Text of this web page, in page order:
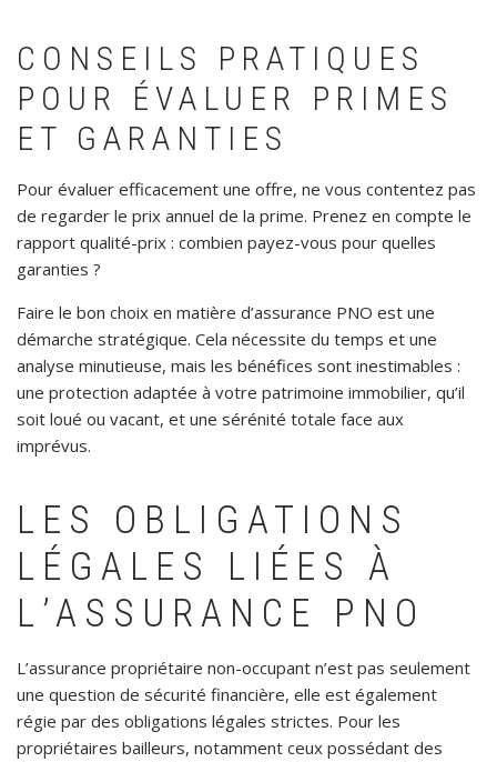
CONSEILS PRATIQUES
POUR ÉVALUER PRIMES
ET GARANTIES
Pour évaluer efficacement une offre, ne vous contentez pas
de regarder le prix annuel de la prime. Prenez en compte le
rapport qualité-prix : combien payez-vous pour quelles
garanties ?
Faire le bon choix en matière d’assurance PNO est une
démarche stratégique. Cela nécessite du temps et une
analyse minutieuse, mais les bénéfices sont inestimables :
une protection adaptée à votre patrimoine immobilier, qu’il
soit loué ou vacant, et une sérénité totale face aux
imprévus.
LES OBLIGATIONS
LÉGALES LIÉES À
L’ASSURANCE PNO
L’assurance propriétaire non-occupant n’est pas seulement
une question de sécurité financière, elle est également
régie par des obligations légales strictes. Pour les
propriétaires bailleurs, notamment ceux possédant des